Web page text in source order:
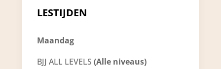
LESTIJDEN
Maandag
BJJ ALL LEVELS (Alle niveaus)